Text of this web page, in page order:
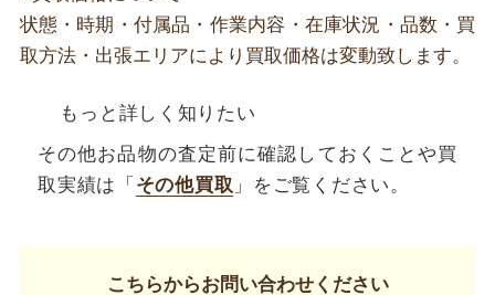
状態・時期・付属品・作業内容・在庫状況・品数・買
取方法・出張エリアにより買取価格は変動致します。
もっと詳しく知りたい
その他お品物の査定前に確認しておくことや買
取実績は「 その他買取 」をご覧ください。
こちらからお問い合わせください